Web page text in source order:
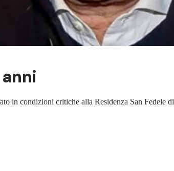
in condizioni critiche alla Residenza San Fedele